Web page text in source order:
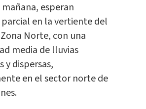
esperan
en la vertiente del
Norte, con una
media de lluvias
y dispersas,
en el sector norte de